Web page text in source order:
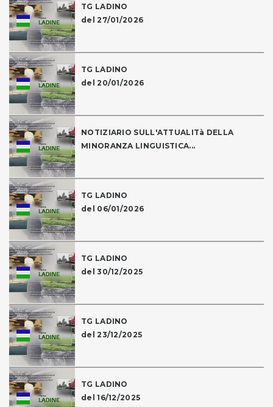
TG LADINO
del 27/01/2026
TG LADINO
del 20/01/2026
NOTIZIARIO SULL'ATTUALITà DELLA
MINORANZA LINGUISTICA...
TG LADINO
del 06/01/2026
TG LADINO
del 30/12/2025
TG LADINO
del 23/12/2025
TG LADINO
del 16/12/2025